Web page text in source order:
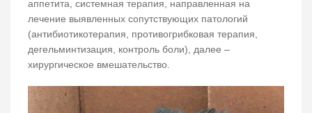
аппетита, системная терапия, направленная на
лечение выявленных сопутствующих патологий
(антибиотикотерапия, противогрибковая терапия,
дегельминтизация, контроль боли), далее –
хирургическое вмешательство.